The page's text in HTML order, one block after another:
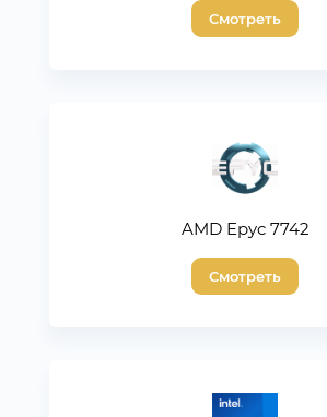
Смотреть
AMD Epyc 7742
Смотреть